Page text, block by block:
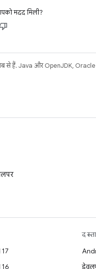
मदद मिली?
से हैं. Java और OpenJDK, Oracle